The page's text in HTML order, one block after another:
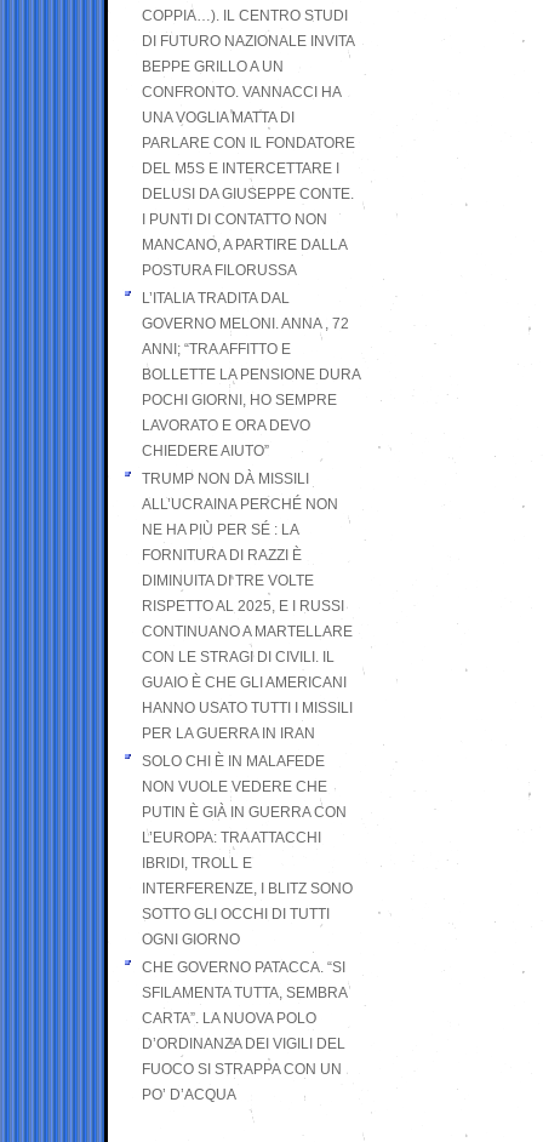
COPPIA…). IL CENTRO STUDI
DI FUTURO NAZIONALE INVITA
BEPPE GRILLO A UN
CONFRONTO. VANNACCI HA
UNA VOGLIA MATTA DI
PARLARE CON IL FONDATORE
DEL M5S E INTERCETTARE I
DELUSI DA GIUSEPPE CONTE.
I PUNTI DI CONTATTO NON
MANCANO, A PARTIRE DALLA
POSTURA FILORUSSA
L’ITALIA TRADITA DAL
GOVERNO MELONI. ANNA , 72
ANNI; “TRA AFFITTO E
BOLLETTE LA PENSIONE DURA
POCHI GIORNI, HO SEMPRE
LAVORATO E ORA DEVO
CHIEDERE AIUTO”
TRUMP NON DÀ MISSILI
ALL’UCRAINA PERCHÉ NON
NE HA PIÙ PER SÉ : LA
FORNITURA DI RAZZI È
DIMINUITA DI TRE VOLTE
RISPETTO AL 2025, E I RUSSI
CONTINUANO A MARTELLARE
CON LE STRAGI DI CIVILI. IL
GUAIO È CHE GLI AMERICANI
HANNO USATO TUTTI I MISSILI
PER LA GUERRA IN IRAN
SOLO CHI È IN MALAFEDE
NON VUOLE VEDERE CHE
PUTIN È GIÀ IN GUERRA CON
L’EUROPA: TRA ATTACCHI
IBRIDI, TROLL E
INTERFERENZE, I BLITZ SONO
SOTTO GLI OCCHI DI TUTTI
OGNI GIORNO
CHE GOVERNO PATACCA. “SI
SFILAMENTA TUTTA, SEMBRA
CARTA”. LA NUOVA POLO
D’ORDINANZA DEI VIGILI DEL
FUOCO SI STRAPPA CON UN
PO’ D’ACQUA